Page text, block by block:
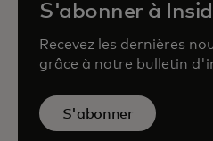
S'abonner à
Recevez les dernières
grâce à notre bulletin
S'abonner